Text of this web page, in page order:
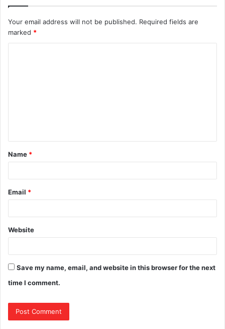
Your email address will not be published. Required fields are
marked *
t
*
Name *
Email *
Website
Save my name, email, and website in this browser for the next
time I comment.